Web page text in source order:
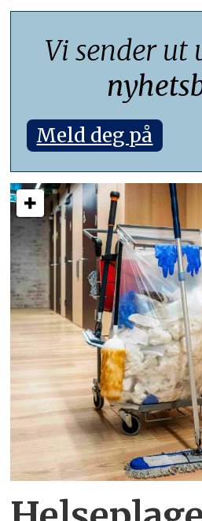
Vi sender ut
Meld deg på